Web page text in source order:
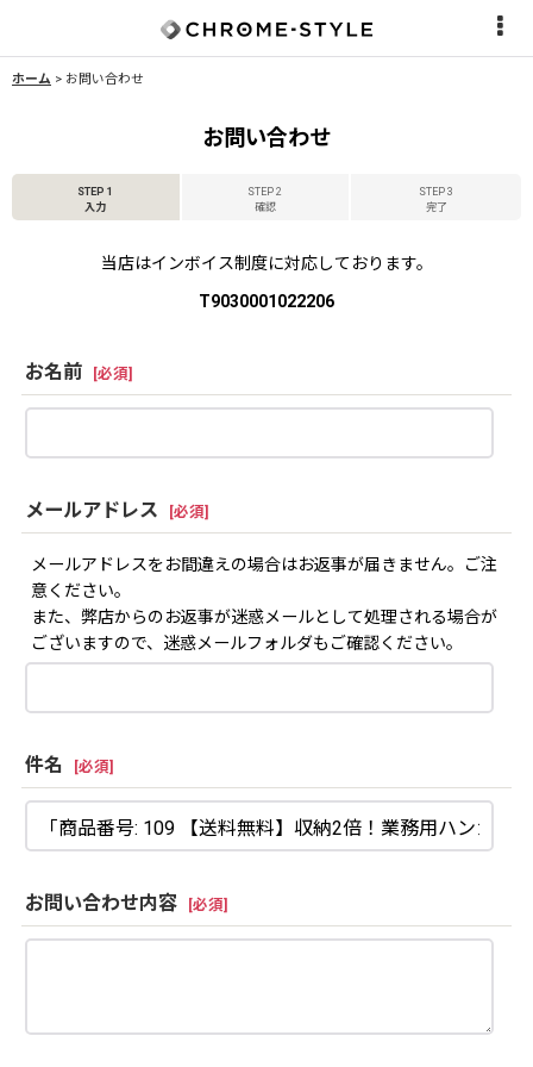
ホーム > お問い合わせ
お問い合わせ
STEP 1
入力
STEP 2
確認
STEP 3
完了
当店はインボイス制度に対応しております。
T9030001022206
お名前 [必須]
メールアドレス [必須]
メールアドレスをお間違えの場合はお返事が届きません。ご注
意ください。
また、弊店からのお返事が迷惑メールとして処理される場合が
ございますので、迷惑メールフォルダもご確認ください。
件名 [必須]
お問い合わせ内容 [必須]